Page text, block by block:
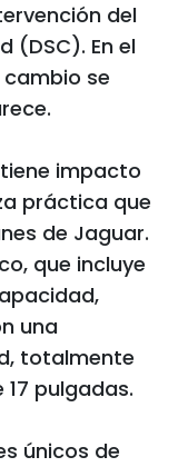
del
(DSC). En el
se
tiene impacto
práctica que
de Jaguar.
que incluye
una
totalmente
pulgadas.
únicos de